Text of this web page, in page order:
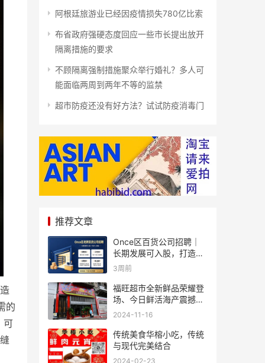
的
可
阿根廷旅游业已经因疫情损失780亿比索
布省政府强硬态度回应一些市长提出放开
隔离措施的要求
不顾隔离强制措施聚众举行婚礼？多人可
能面临两周到两年不等的监禁
超市防疫还没有好方法？试试防疫消毒门
推荐文章
Once区百货公司招聘｜
长期发展可入股，打造个
人事业
3周前
福旺超市全新鲜品荣耀登
场、今日鲜活海产震撼来
袭！
2024-11-16
传统美食华榕小吃，传统
与现代完美结合
2024-02-23